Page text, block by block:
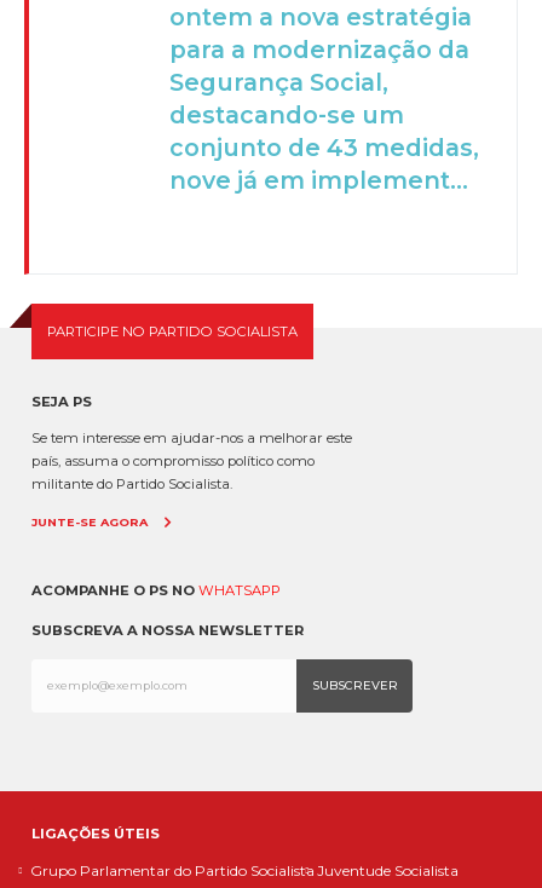
ontem a nova estratégia
para a modernização da
Segurança Social,
destacando-se um
conjunto de 43 medidas,
nove já em implement...
PARTICIPE NO PARTIDO SOCIALISTA
SEJA PS
Se tem interesse em ajudar-nos a melhorar este
país, assuma o compromisso político como
militante do Partido Socialista.
JUNTE-SE AGORA
ACOMPANHE O PS NO WHATSAPP
SUBSCREVA A NOSSA NEWSLETTER
LIGAÇÕES ÚTEIS
Grupo Parlamentar do Partido Socialista Juventude Socialista